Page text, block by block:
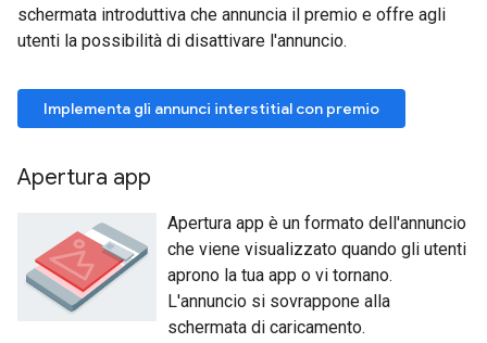
schermata introduttiva che annuncia il premio e offre agli
utenti la possibilità di disattivare l'annuncio.
Implementa gli annunci interstitial con premio
Apertura app
Apertura app è un formato dell'annuncio
che viene visualizzato quando gli utenti
aprono la tua app o vi tornano.
L'annuncio si sovrappone alla
schermata di caricamento.